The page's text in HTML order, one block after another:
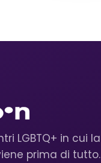
LGBTQ+ in cui la
prima di tutto.